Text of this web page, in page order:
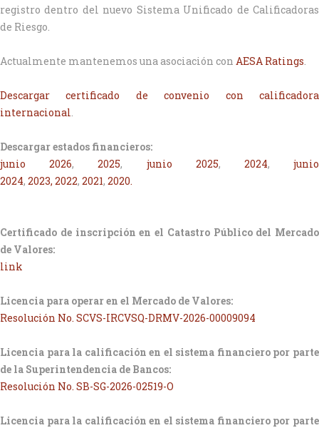
registro dentro del nuevo Sistema Unificado de Calificadoras
de Riesgo.
Actualmente mantenemos una asociación con AESA Ratings.
Descargar certificado de convenio con calificadora
internacional.
Descargar estados financieros:
junio 2026,2025, junio 2025, 2024,junio
2024, 2023, 2022, 2021, 2020.
Certificado de inscripción en el Catastro Público del Mercado
de Valores:
link
Licencia para operar en el Mercado de Valores:
Resolución No. SCVS-IRCVSQ-DRMV-2026-00009094
Licencia para la calificación en el sistema financiero por parte
de la Superintendencia de Bancos:
Resolución No. SB-SG-2026-02519-O
Licencia para la calificación en el sistema financiero por parte